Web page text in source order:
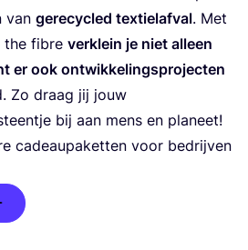
van gere­cy­cled tex­tiel­af­val. Met
the fib­re ver­klein je niet alleen
er ook ont­wik­ke­lings­pro­jec­ten
Zo draag jij jouw
bij aan mens en pla­neet!
cadeaupa­ket­ten voor bedrij­ven